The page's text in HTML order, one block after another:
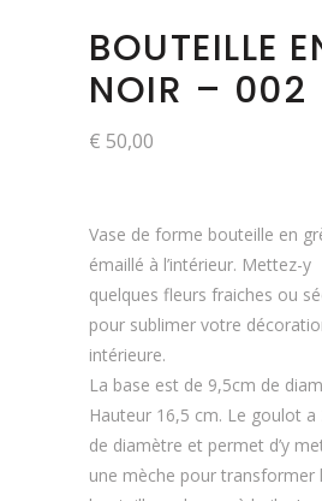
BOUTEILLE
NOIR – 002
€ 50,00
Vase de forme bouteille en
émaillé à l’intérieur. Mettez-y
quelques fleurs fraiches ou
pour sublimer votre
intérieure.
La base est de 9,5cm de
Hauteur 16,5 cm. Le goulot a
de diamètre et permet d’y
une mèche pour transformer